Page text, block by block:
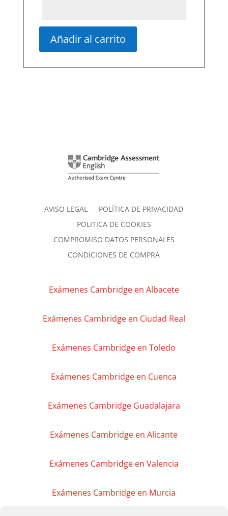
Añadir al carrito
AVISO LEGAL
POLÍTICA DE PRIVACIDAD
POLITICA DE COOKIES
COMPROMISO DATOS PERSONALES
CONDICIONES DE COMPRA
Exámenes Cambridge en Albacete
Exámenes Cambridge en Ciudad Real
Exámenes Cambridge en Toledo
Exámenes Cambridge en Cuenca
Exámenes Cambridge Guadalajara
Exámenes Cambridge en Alicante
Exámenes Cambridge en Valencia
Exámenes Cambridge en Murcia